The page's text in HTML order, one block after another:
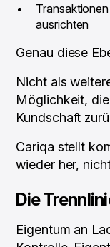
ausrichten
Genau diese
Nicht als
Möglichkeit,
Kundschaft
Cariqa stellt
wieder her,
Die
Eigentum an